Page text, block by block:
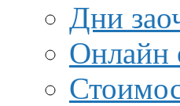
Дни
Онлайн